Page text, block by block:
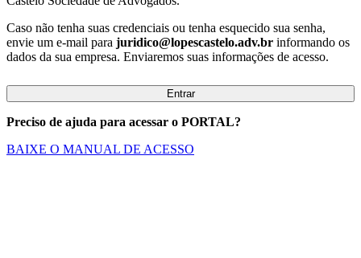
Caso não tenha suas credenciais ou tenha esquecido sua senha,
envie um e-mail para juridico@lopescastelo.adv.br informando os
dados da sua empresa. Enviaremos suas informações de acesso.
Entrar
Preciso de ajuda para acessar o PORTAL?
BAIXE O MANUAL DE ACESSO